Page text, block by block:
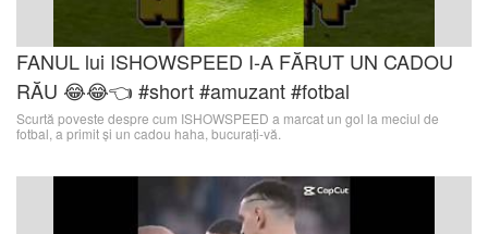
FANUL lui ISHOWSPEED I-A FĂRUT UN CADOU
RĂU 😂😂👈 #short #amuzant #fotbal
Scurtă poveste despre cum ISHOWSPEED a marcat un gol la meciul de
fotbal, a primit și un cadou haha, bucurați-vă.